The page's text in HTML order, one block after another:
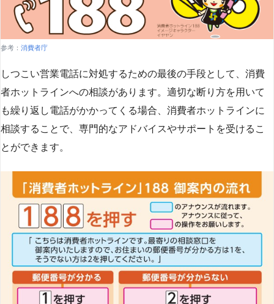
参考： 消費者庁
しつこい営業電話に対処するための最後の手段として、消費
者ホットラインへの相談があります。適切な断り方を用いて
も繰り返し電話がかかってくる場合、消費者ホットラインに
相談することで、専門的なアドバイスやサポートを受けるこ
とができます​​。